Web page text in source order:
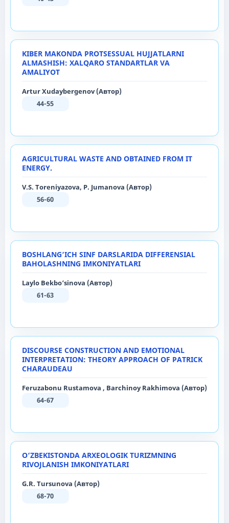
KIBER MAKONDA PROTSESSUAL HUJJATLARNI
ALMASHISH: XALQARO STANDARTLAR VA
AMALIYOT
Artur Xudaybergenov (Автор)
44-55
AGRICULTURAL WASTE AND OBTAINED FROM IT
ENERGY.
V.S. Toreniyazova, P. Jumanova (Автор)
56-60
BOSHLANG‘ICH SINF DARSLARIDA DIFFERENSIAL
BAHOLASHNING IMKONIYATLARI
Laylo Bekbo‘sinova (Автор)
61-63
DISCOURSE CONSTRUCTION AND EMOTIONAL
INTERPRETATION: THEORY APPROACH OF PATRICK
CHARAUDEAU
Feruzabonu Rustamova , Barchinoy Rakhimova (Автор)
64-67
O‘ZBEKISTONDA ARXEOLOGIK TURIZMNING
RIVOJLANISH IMKONIYATLARI
G.R. Tursunova (Автор)
68-70